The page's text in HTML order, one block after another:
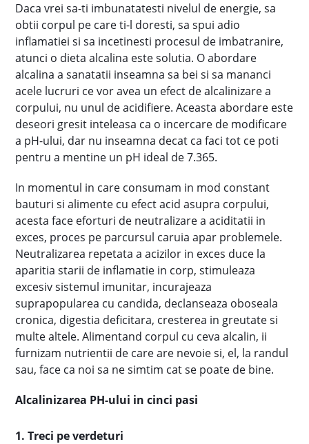
Daca vrei sa-ti imbunatatesti nivelul de energie, sa
obtii corpul pe care ti-l doresti, sa spui adio
inflamatiei si sa incetinesti procesul de imbatranire,
atunci o dieta alcalina este solutia. O abordare
alcalina a sanatatii inseamna sa bei si sa mananci
acele lucruri ce vor avea un efect de alcalinizare a
corpului, nu unul de acidifiere. Aceasta abordare este
deseori gresit inteleasa ca o incercare de modificare
a pH-ului, dar nu inseamna decat ca faci tot ce poti
pentru a mentine un pH ideal de 7.365.
In momentul in care consumam in mod constant
bauturi si alimente cu efect acid asupra corpului,
acesta face eforturi de neutralizare a aciditatii in
exces, proces pe parcursul caruia apar problemele.
Neutralizarea repetata a acizilor in exces duce la
aparitia starii de inflamatie in corp, stimuleaza
excesiv sistemul imunitar, incurajeaza
suprapopularea cu candida, declanseaza oboseala
cronica, digestia deficitara, cresterea in greutate si
multe altele. Alimentand corpul cu ceva alcalin, ii
furnizam nutrientii de care are nevoie si, el, la randul
sau, face ca noi sa ne simtim cat se poate de bine.
Alcalinizarea PH-ului in cinci pasi
1. Treci pe verdeturi